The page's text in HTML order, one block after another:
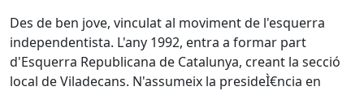
Des de ben jove, vinculat al moviment de l'esquerra
independentista. L'any 1992, entra a formar part
d'Esquerra Republicana de Catalunya, creant la secció
local de Viladecans. N'assumeix la presideÌ€ncia en